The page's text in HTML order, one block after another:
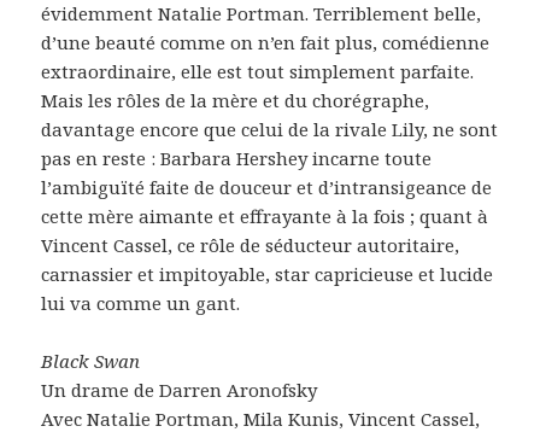
évidemment Natalie Portman. Terriblement belle,
d’une beauté comme on n’en fait plus, comédienne
extraordinaire, elle est tout simplement parfaite.
Mais les rôles de la mère et du chorégraphe,
davantage encore que celui de la rivale Lily, ne sont
pas en reste : Barbara Hershey incarne toute
l’ambiguïté faite de douceur et d’intransigeance de
cette mère aimante et effrayante à la fois ; quant à
Vincent Cassel, ce rôle de séducteur autoritaire,
carnassier et impitoyable, star capricieuse et lucide
lui va comme un gant.
Black Swan
Un drame de Darren Aronofsky
Avec Natalie Portman, Mila Kunis, Vincent Cassel,